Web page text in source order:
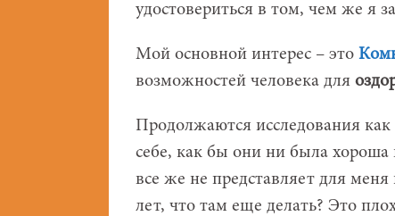
удостовериться в том, чем же я
Мой основной интерес – это
возможностей человека для
Продолжаются исследования
себе, как бы они ни была хороша
все же не представляет для
лет, что там еще делать? Это